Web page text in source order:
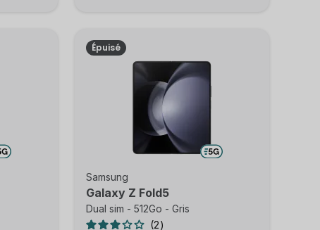
Épuisé
Samsung
Galaxy Z Fold5
Dual sim - 512Go - Gris
2